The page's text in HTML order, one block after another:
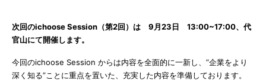
次回のichoose Session（第2回）は 9月23日 13:00~17:00、代
官山にて開催します。
今回のichoose Session からは内容を全面的に一新し、”企業をより
深く知る”ことに重点を置いた、充実した内容を準備しております。